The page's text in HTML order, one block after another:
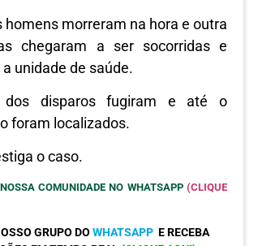
homens morreram na hora e outra
chegaram a ser socorridas e
unidade de saúde.
dos disparos fugiram e até o
foram localizados.
o caso.
COMUNIDADE NO WHATSAPP (CLIQUE
GRUPO DO WHATSAPP E RECEBA